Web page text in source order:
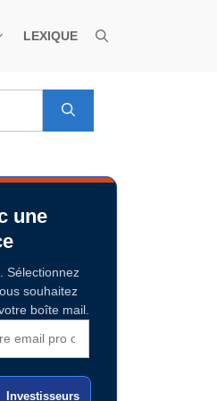
LEXIQUE
une
Sélectionnez
souhaitez
boîte mail.
Investisseurs